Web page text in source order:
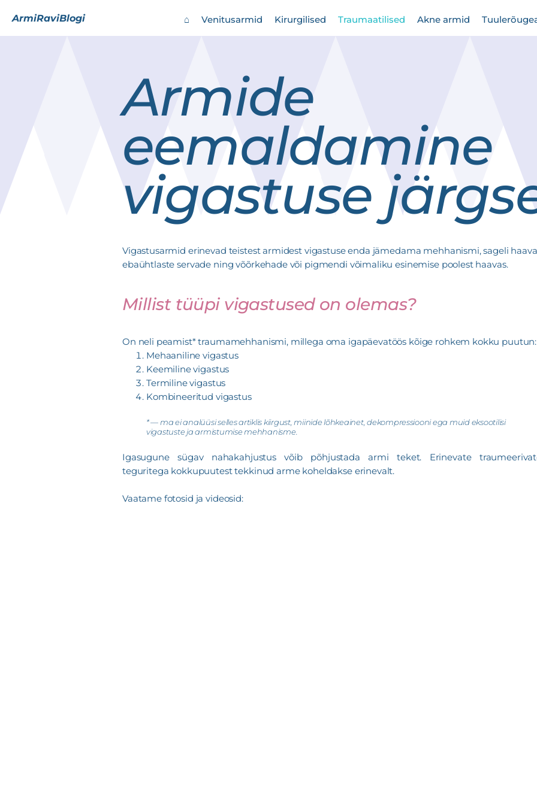
ArmiRaviBlogi ⌂ Venitusarmid Kirurgilised Traumaatilised Akne armid
Armide
eemaldamine
vigastuse
Vigastusarmid erinevad teistest armidest vigastuse enda jämedama mehhanismi, sageli haava
ebaühtlaste servade ning võõrkehade või pigmendi võimaliku esinemise poolest haavas.
Millist tüüpi vigastused on olemas?
On neli peamist* traumamehhanismi, millega oma igapäevatöös kõige rohkem kokku puutun:
Mehaaniline vigastus
Keemiline vigastus
Termiline vigastus
Kombineeritud vigastus
* — ma ei analüüsi selles artiklis kiirgust, miinide lõhkeainet, dekompressiooni ega muid eksootilisi
vigastuste ja armistumise mehhanisme.
Igasugune sügav nahakahjustus võib põhjustada armi teket. Erinevate
teguritega kokkupuutest tekkinud arme koheldakse erinevalt.
Vaatame fotosid ja videosid: